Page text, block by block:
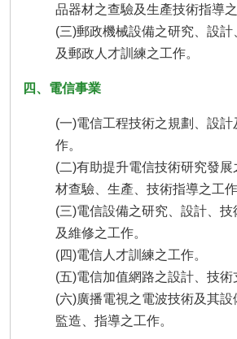
品器材之查驗及生產技術指導之
(三)郵政機械設備之研究、設
及郵政人才訓練之工作。
四、電信事業
(一)電信工程技術之規劃、設計
作。
(二)有助提升電信技術研究發
材查驗、生產、技術指導之工作
(三)電信設備之研究、設計、
及維修之工作。
(四)電信人才訓練之工作。
(五)電信加值網路之設計、技術
(六)廣播電視之電波技術及其設
監造、指導之工作。